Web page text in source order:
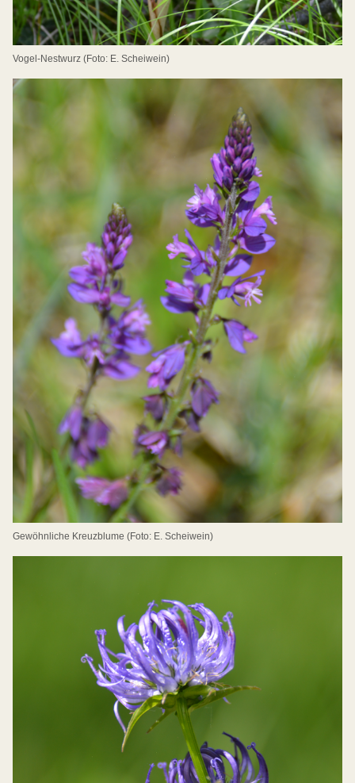
Vogel-Nestwurz (Foto: E. Scheiwein)
Gewöhnliche Kreuzblume (Foto: E. Scheiwein)